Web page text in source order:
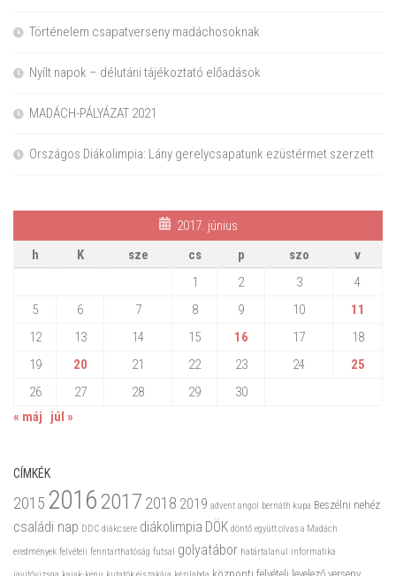
Történelem csapatverseny madáchosoknak
Nyílt napok – délutáni tájékoztató előadások
MADÁCH-PÁLYÁZAT 2021
Országos Diákolimpia: Lány gerelycsapatunk ezüstérmet szerzett
2017. június
h
K sze cs p szo
v
1
2 3
4
5
6 7 8 9 10
11
12
13 14 15 16 17
18
19
20 21 22 23 24
25
26
27 28 29
30
« máj
júl »
CÍMKÉK
2015 20162017 2018 2019 advent angol bernáth kupa Beszélni nehéz
családi nap DDC diákcsere diákolimpia DÖK döntő együtt olvas a Madách
eredmények felvételi fenntarthatóság futsal golyatábor határtalanul informatika